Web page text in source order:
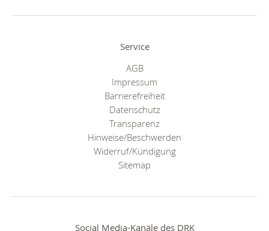
Service
AGB
Impressum
Barrierefreiheit
Datenschutz
Transparenz
Hinweise/Beschwerden
Widerruf/Kündigung
Sitemap
Social Media-Kanäle des DRK